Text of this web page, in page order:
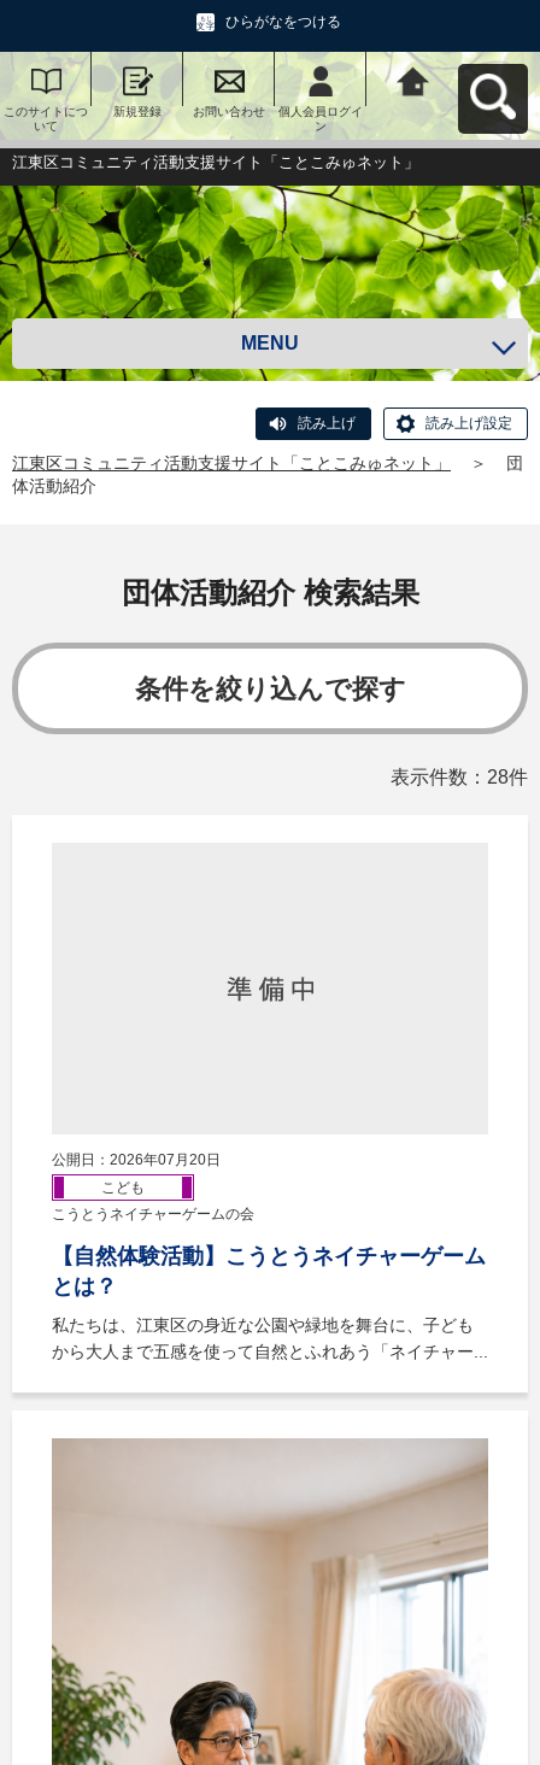
ひらがなをつける
このサイトにつ
いて
新規登録 お問い合わせ
個人会員ログイ
ン
江東区コミュニ
ティ活動支援サ
イト「ことこみ
ゅネット」へ戻
る
江東区コミュニティ活動支援サイト「ことこみゅネット」
MENU
読み上げ 読み上げ設定
江東区コミュニティ活動支援サイト「ことこみゅネット」 ＞
団
体活動紹介
団体活動紹介 検索結果
条件を絞り込んで探す
表示件数：28件
公開日：2026年07月20日
こども
こうとうネイチャーゲームの会
【自然体験活動】こうとうネイチャーゲーム
とは？
私たちは、江東区の身近な公園や緑地を舞台に、子ども
から大人まで五感を使って自然とふれあう「ネイチャー...